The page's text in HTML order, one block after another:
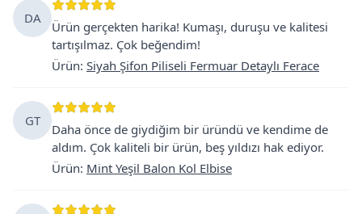
DA
Ürün gerçekten harika! Kumaşı, duruşu ve kalitesi
tartışılmaz. Çok beğendim!
Ürün: Siyah Şifon Piliseli Fermuar Detaylı Ferace
GT
Daha önce de giydiğim bir üründü ve kendime de
aldım. Çok kaliteli bir ürün, beş yıldızı hak ediyor.
Ürün: Mint Yeşil Balon Kol Elbise